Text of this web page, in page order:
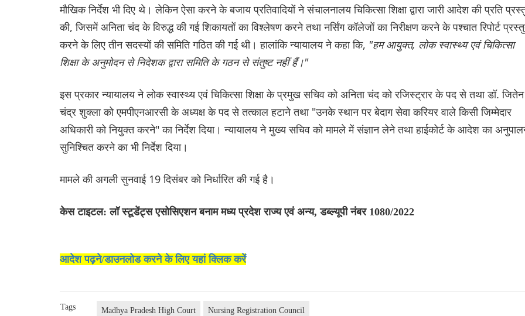
मौखिक निर्देश भी दिए थे। लेकिन ऐसा करने के बजाय प्रतिवादियों ने संचालनालय चिकित्सा शिक्षा द्वारा जारी आदेश की प्रति
की, जिसमें अनिता चंद के विरुद्ध की गई शिकायतों का विश्लेषण करने तथा नर्सिंग कॉलेजों का निरीक्षण करने के पश्चात रिपोर्ट
करने के लिए तीन सदस्यों की समिति गठित की गई थी। हालांकि न्यायालय ने कहा कि, "हम आयुक्त, लोक स्वास्थ्य एवं चिकित्सा
शिक्षा के अनुमोदन से निदेशक द्वारा समिति के गठन से संतुष्ट नहीं हैं।"
इस प्रकार न्यायालय ने लोक स्वास्थ्य एवं चिकित्सा शिक्षा के प्रमुख सचिव को अनिता चंद को रजिस्ट्रार के पद से तथा डॉ. जितेन
चंद्र शुक्ला को एमपीएनआरसी के अध्यक्ष के पद से तत्काल हटाने तथा "उनके स्थान पर बेदाग सेवा करियर वाले किसी जिम्मेदार
अधिकारी को नियुक्त करने" का निर्देश दिया। न्यायालय ने मुख्य सचिव को मामले में संज्ञान लेने तथा हाईकोर्ट के आदेश का
सुनिश्चित करने का भी निर्देश दिया।
मामले की अगली सुनवाई 19 दिसंबर को निर्धारित की गई है।
केस टाइटल: लॉ स्टूडेंट्स एसोसिएशन बनाम मध्य प्रदेश राज्य एवं अन्य, डब्ल्यूपी नंबर 1080/2022
आदेश पढ़ने/डाउनलोड करने के लिए यहां क्लिक करें
Tags Madhya Pradesh High Court Nursing Registration Council